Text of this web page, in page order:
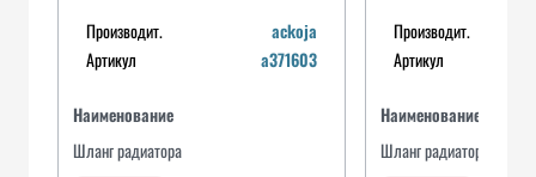
Производит.
ackoja
Артикул
a371603
Наименование
Шланг радиатора
Производит.
Артикул
Наименование
Шланг радиатора